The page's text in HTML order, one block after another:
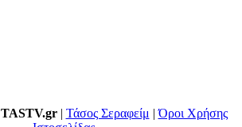
TASTV.gr| Τάσος Σεραφείμ |Όροι Χρήσης